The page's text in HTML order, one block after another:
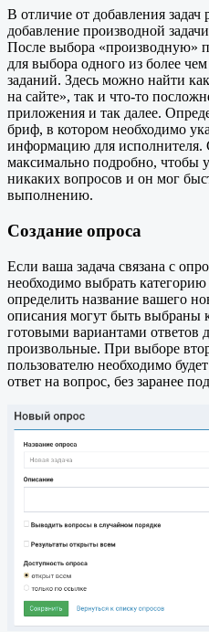
В отличие от добавления
добавление производной
После выбора «производную»
для выбора одного из более
заданий. Здесь можно найти
на сайте», так и что-то
приложения и так далее.
бриф, в котором необходимо
информацию для исполнителя.
максимально подробно, чтобы
никаких вопросов и он мог
выполнению.
Создание опроса
Если ваша задача связана с
необходимо выбрать
определить название вашего
описания могут быть выбраны
готовыми вариантами ответов
произвольные. При выборе
пользователю необходимо
ответ на вопрос, без заранее